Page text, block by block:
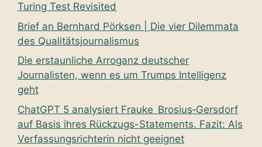
Turing Test Revisited
Brief an Bernhard Pörksen | Die vier Dilemmata
des Qualitätsjournalismus
Die erstaunliche Arroganz deutscher
Journalisten, wenn es um Trumps Intelligenz
geht
ChatGPT 5 analysiert Frauke Brosius‑Gersdorf
auf Basis ihres Rückzugs-Statements. Fazit: Als
Verfassungsrichterin nicht geeignet